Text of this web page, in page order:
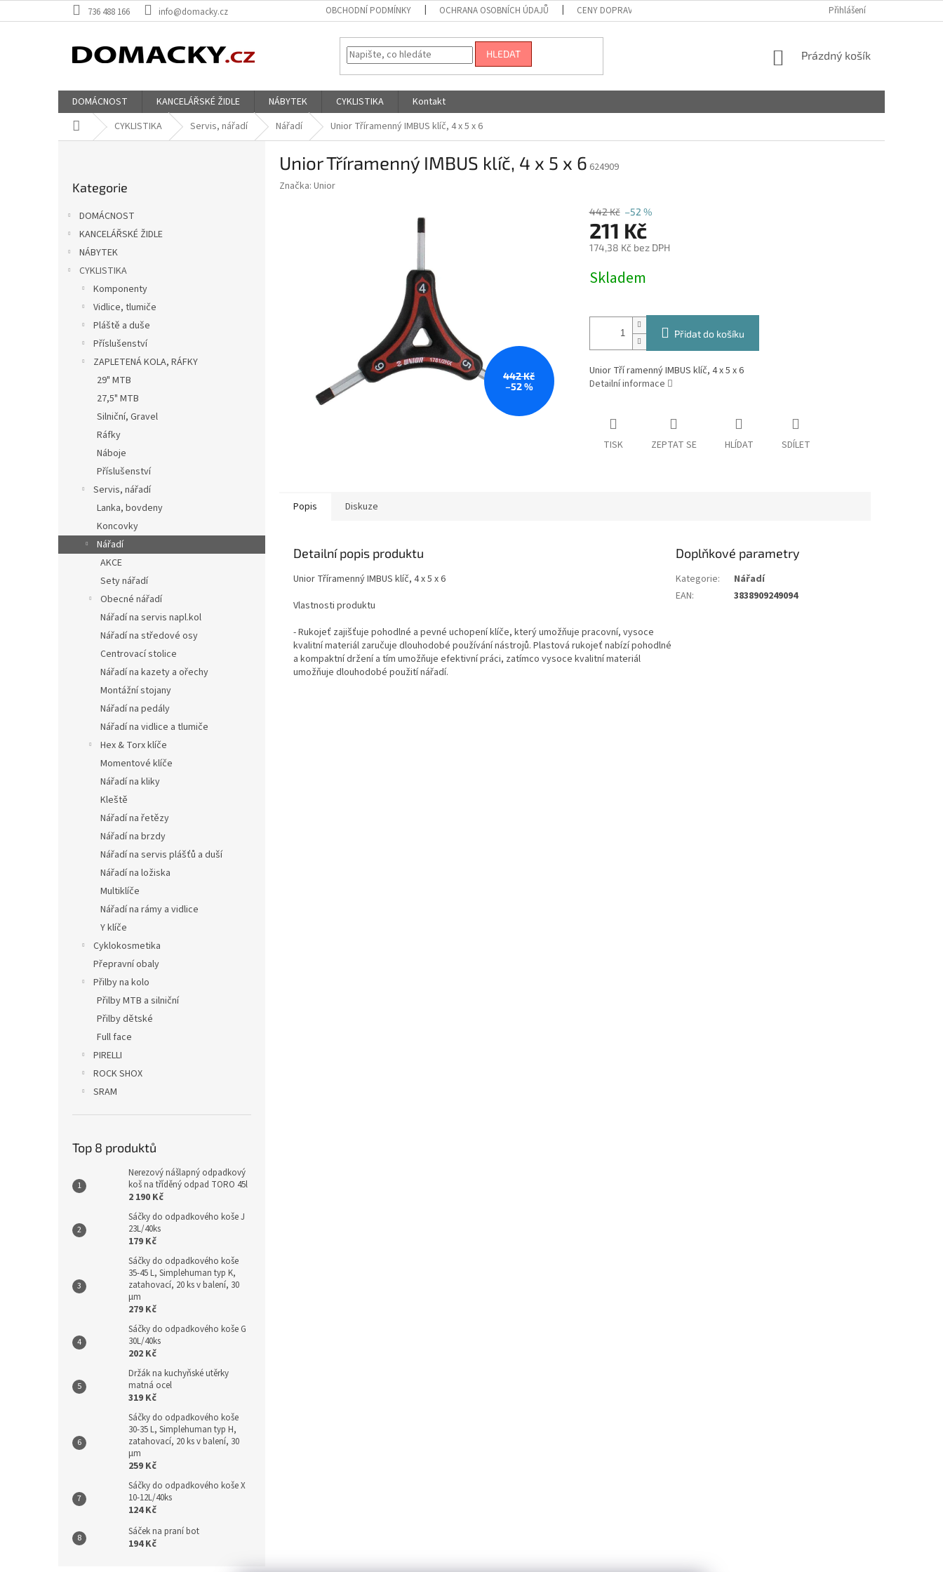
na
736 488 166 info@domacky.cz OBCHODNÍ PODMÍNKY OCHRANA OSOBNÍCH ÚDAJŮ CENY DOPRAVY Přihlášení
HLEDAT
NÁKUPNÍ
Prázdný košík
DOMÁCNOST KANCELÁŘSKÉ ŽIDLE NÁBYTEK CYKLISTIKA
Kontakt
Domů CYKLISTIKA Servis, nářadí Nářadí Unior Tříramenný IMBUS klíč, 4 x 5 x 6
kategorie
Kategorie
DOMÁCNOST
KANCELÁŘSKÉ ŽIDLE
NÁBYTEK
CYKLISTIKA
Komponenty
Vidlice, tlumiče
Pláště a duše
Příslušenství
ZAPLETENÁ KOLA, RÁFKY
29" MTB
27,5" MTB
Silniční, Gravel
Ráfky
Náboje
Příslušenství
Servis, nářadí
Lanka, bovdeny
Koncovky
Nářadí
AKCE
Sety nářadí
Obecné nářadí
Nářadí na servis napl.kol
Nářadí na středové osy
Centrovací stolice
Nářadí na kazety a ořechy
Montážní stojany
Nářadí na pedály
Nářadí na vidlice a tlumiče
Hex & Torx klíče
Momentové klíče
Nářadí na kliky
Kleště
Nářadí na řetězy
Nářadí na brzdy
Nářadí na servis plášťů a duší
Nářadí na ložiska
Multiklíče
Nářadí na rámy a vidlice
Y klíče
Cyklokosmetika
Přepravní obaly
Přilby na kolo
Přilby MTB a silniční
Přilby dětské
Full face
PIRELLI
ROCK SHOX
SRAM
Top 8 produktů
Nerezový nášlapný odpadkový
koš na tříděný odpad TORO 45l
2 190 Kč
Sáčky do odpadkového koše J
23L/40ks
179 Kč
Sáčky do odpadkového koše
35-45 L, Simplehuman typ K,
zatahovací, 20 ks v balení, 30
µm
279 Kč
Sáčky do odpadkového koše G
30L/40ks
202 Kč
Držák na kuchyňské utěrky
matná ocel
319 Kč
Sáčky do odpadkového koše
30-35 L, Simplehuman typ H,
zatahovací, 20 ks v balení, 30
µm
259 Kč
Sáčky do odpadkového koše X
10-12L/40ks
124 Kč
Sáček na praní bot
194 Kč
Unior Tříramenný IMBUS klíč, 4 x 5 x 6 624909
Značka: Unior
442 Kč
–52 %
442 Kč –52 %
211 Kč
174,38 Kč bez DPH
cena:
Skladem
Přidat do košíku
Unior Tří ramenný IMBUS klíč, 4 x 5 x 6
Detailní informace
TISK ZEPTAT SE HLÍDAT SDÍLET
Popis Diskuze
Detailní popis produktu
Unior Tříramenný IMBUS klíč, 4 x 5 x 6
Vlastnosti produktu
- Rukojeť zajišťuje pohodlné a pevné uchopení klíče, který umožňuje pracovní, vysoce
kvalitní materiál zaručuje dlouhodobé používání nástrojů. Plastová rukojeť nabízí pohodlné
a kompaktní držení a tím umožňuje efektivní práci, zatímco vysoce kvalitní materiál
umožňuje dlouhodobé použití nářadí.
Doplňkové parametry
Kategorie:
Nářadí
EAN: 3838909249094